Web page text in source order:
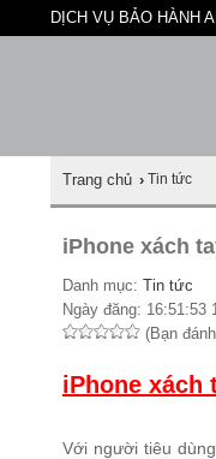
DỊCH VỤ BẢO HÀNH
Trang chủ › Tin tức
iPhone xách
Danh mục: Tin tức
Ngày đăng: 16:51:53
(Bạn
iPhone xách
Với người tiêu